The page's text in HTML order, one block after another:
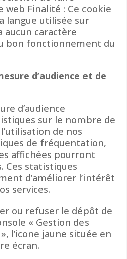
Finalité : Ce cookie
langue utilisée sur
aucun caractère
bon fonctionnement du
d’audience et de
d’audience
sur le nombre de
de nos
de fréquentation,
affichées pourront
Ces statistiques
d’améliorer l’intérêt
services.
ou refuser le dépôt de
« Gestion des
l’icone jaune située en
écran.